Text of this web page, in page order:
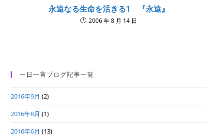
永遠なる生命を活きる1 『永遠』
2006 年 8 月 14 日
一日一言ブログ記事一覧
2016年9月 (2)
2016年8月 (1)
2016年6月 (13)